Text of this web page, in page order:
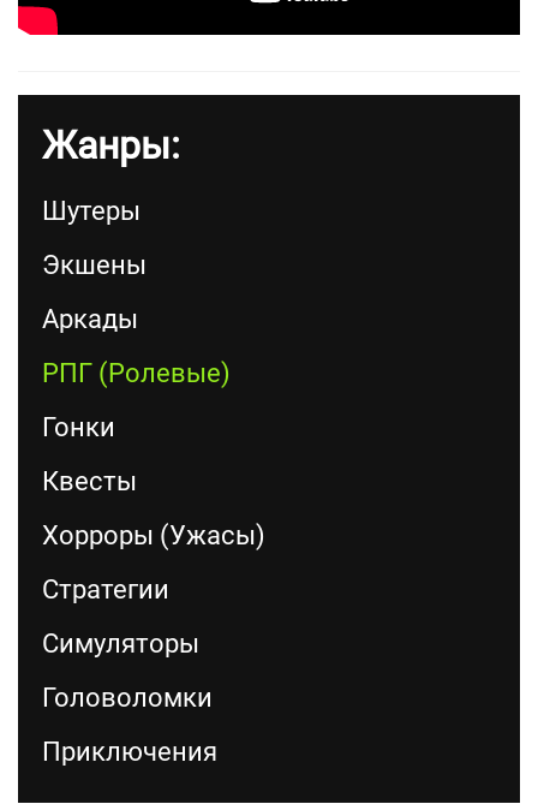
Жанры:
Шутеры
Экшены
Аркады
РПГ (Ролевые)
Гонки
Квесты
Хорроры (Ужасы)
Стратегии
Симуляторы
Головоломки
Приключения